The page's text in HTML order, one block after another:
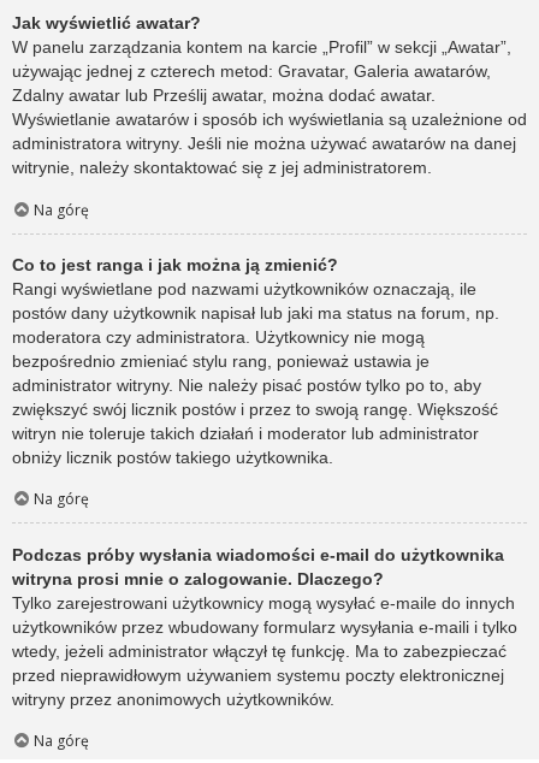
Jak wyświetlić awatar?
W panelu zarządzania kontem na karcie „Profil” w sekcji „Awatar”,
używając jednej z czterech metod: Gravatar, Galeria awatarów,
Zdalny awatar lub Prześlij awatar, można dodać awatar.
Wyświetlanie awatarów i sposób ich wyświetlania są uzależnione od
administratora witryny. Jeśli nie można używać awatarów na danej
witrynie, należy skontaktować się z jej administratorem.
Na górę
Co to jest ranga i jak można ją zmienić?
Rangi wyświetlane pod nazwami użytkowników oznaczają, ile
postów dany użytkownik napisał lub jaki ma status na forum, np.
moderatora czy administratora. Użytkownicy nie mogą
bezpośrednio zmieniać stylu rang, ponieważ ustawia je
administrator witryny. Nie należy pisać postów tylko po to, aby
zwiększyć swój licznik postów i przez to swoją rangę. Większość
witryn nie toleruje takich działań i moderator lub administrator
obniży licznik postów takiego użytkownika.
Na górę
Podczas próby wysłania wiadomości e-mail do użytkownika
witryna prosi mnie o zalogowanie. Dlaczego?
Tylko zarejestrowani użytkownicy mogą wysyłać e-maile do innych
użytkowników przez wbudowany formularz wysyłania e-maili i tylko
wtedy, jeżeli administrator włączył tę funkcję. Ma to zabezpieczać
przed nieprawidłowym używaniem systemu poczty elektronicznej
witryny przez anonimowych użytkowników.
Na górę